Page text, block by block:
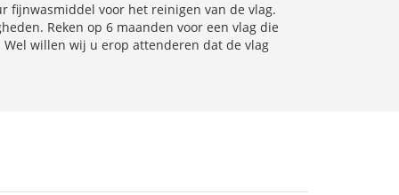
fijnwasmiddel voor het reinigen van de vlag.
Reken op 6 maanden voor een vlag die
willen wij u erop attenderen dat de vlag